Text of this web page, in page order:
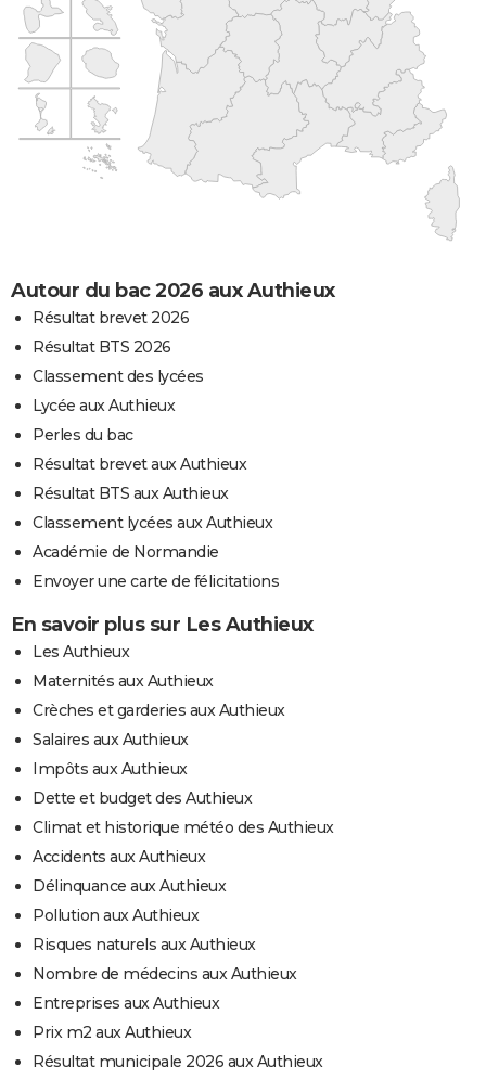
Autour du bac 2026 aux Authieux
Résultat brevet 2026
Résultat BTS 2026
Classement des lycées
Lycée aux Authieux
Perles du bac
Résultat brevet aux Authieux
Résultat BTS aux Authieux
Classement lycées aux Authieux
Académie de Normandie
Envoyer une carte de félicitations
En savoir plus sur Les Authieux
Les Authieux
Maternités aux Authieux
Crèches et garderies aux Authieux
Salaires aux Authieux
Impôts aux Authieux
Dette et budget des Authieux
Climat et historique météo des Authieux
Accidents aux Authieux
Délinquance aux Authieux
Pollution aux Authieux
Risques naturels aux Authieux
Nombre de médecins aux Authieux
Entreprises aux Authieux
Prix m2 aux Authieux
Résultat municipale 2026 aux Authieux